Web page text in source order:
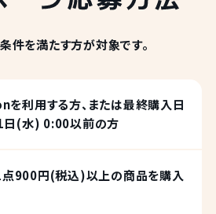
件を満たす方が対象です。
を利用する方、または最終購入日
(水) 0:00以前の方
900円(税込)以上の商品を購入